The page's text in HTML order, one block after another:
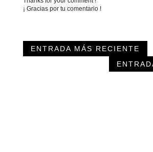
¡ Gracias por tu comentario !
ENTRADA MÁS RECIENTE